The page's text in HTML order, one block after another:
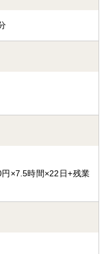
×7.5時間×22日+残業